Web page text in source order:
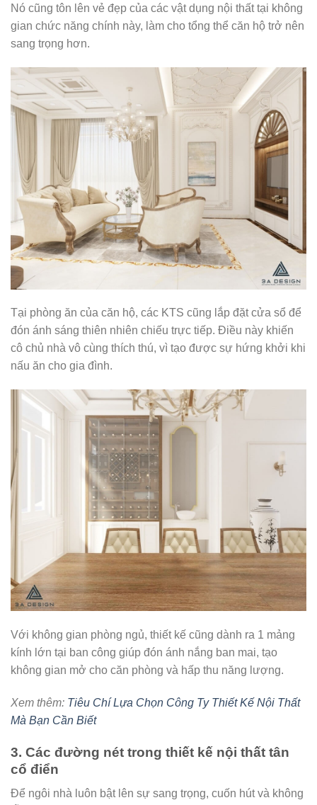
Nó cũng tôn lên vẻ đẹp của các vật dụng nội thất tại không
gian chức năng chính này, làm cho tổng thể căn hộ trở nên
sang trọng hơn.
Tại phòng ăn của căn hộ, các KTS cũng lắp đặt cửa sổ để
đón ánh sáng thiên nhiên chiếu trực tiếp. Điều này khiến
cô chủ nhà vô cùng thích thú, vì tạo được sự hứng khởi khi
nấu ăn cho gia đình.
Với không gian phòng ngủ, thiết kế cũng dành ra 1 mảng
kính lớn tại ban công giúp đón ánh nắng ban mai, tạo
không gian mở cho căn phòng và hấp thu năng lượng.
Xem thêm: Tiêu Chí Lựa Chọn Công Ty Thiết Kế Nội Thất
Mà Bạn Cần Biết
3. Các đường nét trong thiết kế nội thất tân
cổ điển
Để ngôi nhà luôn bật lên sự sang trọng, cuốn hút và không